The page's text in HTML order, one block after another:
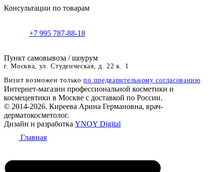
Консультации по товарам
+7 995 787-88-18
Пункт самовывоза / шоурум
г. Москва, ул. Студенческая, д. 22 к. 1
Визит возможен толькопо предварительному согласованию
Интернет-магазин профессиональной косметики и
космецевтики в Москве с доставкой по России.
© 2014-2026. Киреева Арина Германовна, врач-
дерматокосметолог.
Дизайн и разработка YNOY Digital
Главная